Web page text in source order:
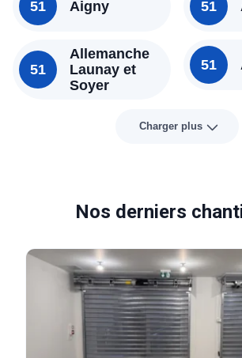
51 Aigny
51
Allemanche
Launay et
Soyer
51
51
Charger plus
Nos derniers